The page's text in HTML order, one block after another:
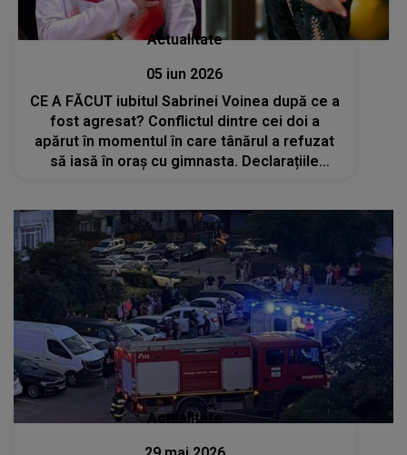
Actualitate
05 iun 2026
CE A FĂCUT iubitul Sabrinei Voinea după ce a
fost agresat? Conflictul dintre cei doi a
apărut în momentul în care tânărul a refuzat
să iasă în oraș cu gimnasta. Declarațiile
Actualitate